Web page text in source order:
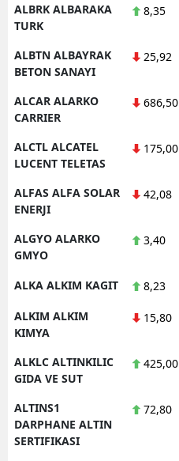
ALBRK ALBARAKA
TURK
8,35
ALBTN ALBAYRAK
BETON SANAYI
25,92
ALCAR ALARKO
CARRIER
686,50
ALCTL ALCATEL
LUCENT TELETAS
175,00
ALFAS ALFA SOLAR
ENERJI
42,08
ALGYO ALARKO
GMYO
3,40
ALKA ALKIM KAGIT 8,23
ALKIM ALKIM
KIMYA
15,80
ALKLC ALTINKILIC
GIDA VE SUT
425,00
ALTINS1
DARPHANE ALTIN
SERTIFIKASI
72,80